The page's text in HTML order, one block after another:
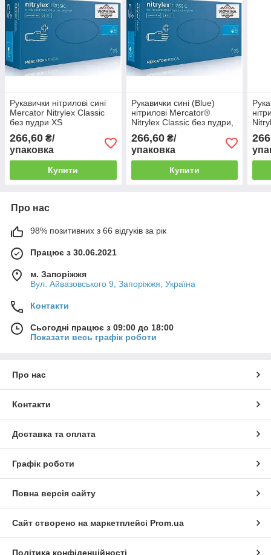
Рукавички нітрилові сині
Mercator Nitrylex Classic
без пудри ХS
266,60 ₴/
упаковка
Купити
Рукавички сині (Blue)
нітрилові Mercator®
Nitrylex Classic без пудри,
266,60₴/
упаковка
Купити
Про нас
98% позитивних з 66 відгуків за рік
Працює з 30.06.2021
м. Запоріжжя
Вул. Айвазовського 9, Запоріжжя, Україна
Контакти
Сьогодні працює з 09:00 до 18:00
Показати весь графік роботи
Про нас
Контакти
Доставка та оплата
Графік роботи
Повна версія сайту
Сайт створено на маркетплейсі Prom.ua
Політика конфіденційності